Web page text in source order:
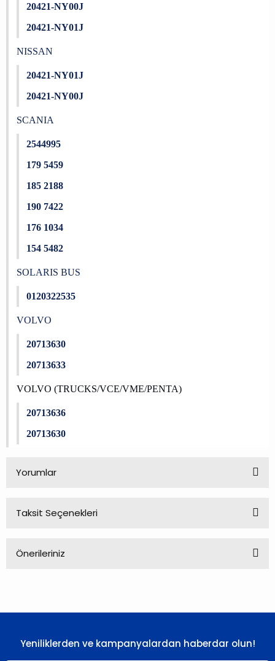
20421-NY00J
20421-NY01J
NISSAN
20421-NY01J
20421-NY00J
SCANIA
2544995
179 5459
185 2188
190 7422
176 1034
154 5482
SOLARIS BUS
0120322535
VOLVO
20713630
20713633
VOLVO (TRUCKS/VCE/VME/PENTA)
20713636
20713630
Yorumlar
Taksit Seçenekleri
Önerileriniz
Ürün resmi kalitesiz, bozuk veya görüntülenemiyor.
Yeniliklerden ve kampanyalardan haberdar olun!